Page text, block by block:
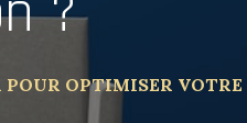
OPTIMISER VOTRE